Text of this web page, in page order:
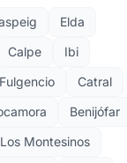
Elda
Calpe
Ibi
Catral
Benijófar
Los Montesinos